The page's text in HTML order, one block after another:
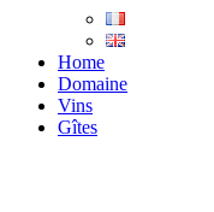
Home
Domaine
Vins
Gîtes